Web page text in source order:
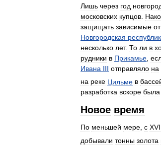
Лишь через год
московских купцов
защищать зависимые от
Новгородская
несколько лет. То ли в
рудники в Прикамье
Ивана III отправляло на
на реке Цильме в
разработка вскоре была
Новое время
По меньшей мере, с
добывали тонны золота